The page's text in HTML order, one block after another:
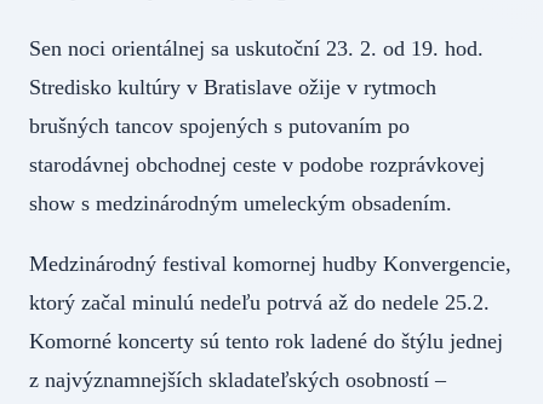
Sen noci orientálnej sa uskutoční 23. 2. od 19. hod.
Stredisko kultúry v Bratislave ožije v rytmoch
brušných tancov spojených s putovaním po
starodávnej obchodnej ceste v podobe rozprávkovej
show s medzinárodným umeleckým obsadením.
Medzinárodný festival komornej hudby Konvergencie,
ktorý začal minulú nedeľu potrvá až do nedele 25.2.
Komorné koncerty sú tento rok ladené do štýlu jednej
z najvýznamnejších skladateľských osobností –